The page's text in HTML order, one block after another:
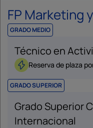
FP Marketing
GRADO MEDIO
Técnico en
Reserva de plaza
GRADO SUPERIOR
Grado Superior
Internacional